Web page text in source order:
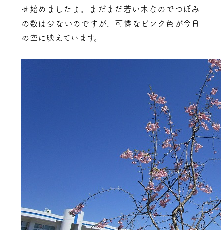
せ始めましたよ。まだまだ若い木なのでつぼみ
の数は少ないのですが、可憐なピンク色が今日
の空に映えています。